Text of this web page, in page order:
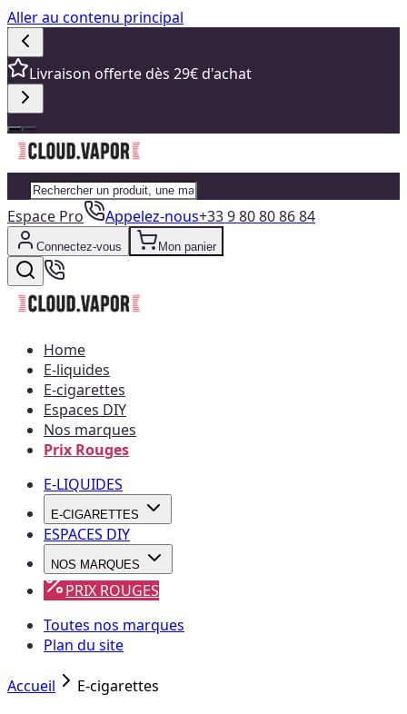
Aller au contenu principal
Livraison offerte dès 29€ d'achat
Espace Pro Appelez-nous+33 9 80 80 86 84
Connectez-vous Mon panier
Home
E-liquides
E-cigarettes
Espaces DIY
Nos marques
Prix Rouges
E-LIQUIDES
E-CIGARETTES
ESPACES DIY
NOS MARQUES
PRIX ROUGES
Toutes nos marques
Plan du site
Accueil E-cigarettes